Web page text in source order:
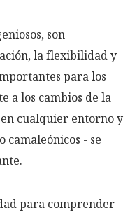
son
la flexibilidad y
para los
a los cambios de la
cualquier entorno y
camaleónicos - se
para comprender